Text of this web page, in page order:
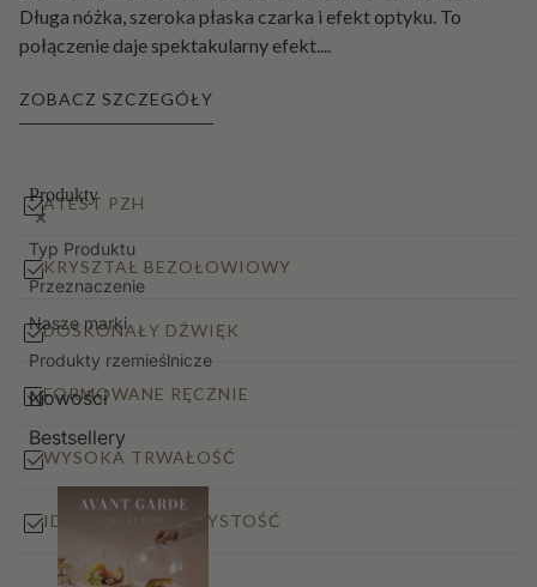
Produkty
Typ Produktu
Przeznaczenie
Nasze marki
Produkty rzemieślnicze
Nowości
Bestsellery
Długa nóżka, szeroka płaska czarka i efekt optyku. To
połączenie daje spektakularny efekt....
ZOBACZ SZCZEGÓŁY
ATEST PZH
KRYSZTAŁ BEZOŁOWIOWY
DOSKONAŁY DŹWIĘK
FORMOWANE RĘCZNIE
WYSOKA TRWAŁOŚĆ
IDEALNA PRZEJRZYSTOŚĆ